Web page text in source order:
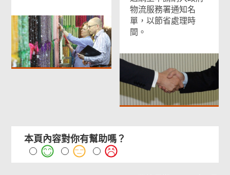
物流服務署通知名
單，以節省處理時
間。
本頁內容對你有幫助嗎？